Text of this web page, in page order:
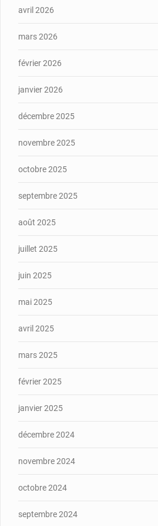
avril 2026
mars 2026
février 2026
janvier 2026
décembre 2025
novembre 2025
octobre 2025
septembre 2025
août 2025
juillet 2025
juin 2025
mai 2025
avril 2025
mars 2025
février 2025
janvier 2025
décembre 2024
novembre 2024
octobre 2024
septembre 2024